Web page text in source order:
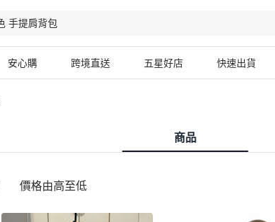
安心購 跨境直送 五星好店 快速出貨
商品
價格由高至低